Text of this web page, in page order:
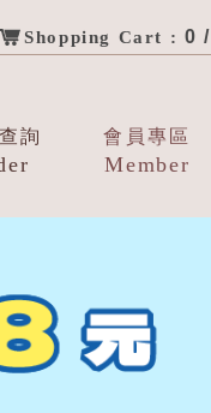
Shopping Cart : 0 /
詢 會員專區
Member